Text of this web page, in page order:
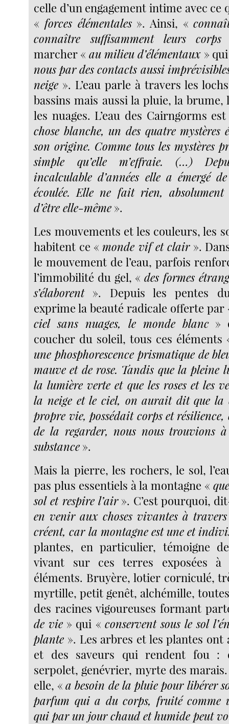
celle d’un engagement intime avec ce
« forces élémentales». Ainsi, «
connaître suffisamment leurs corps
marcher « au milieu d’élémentaux »
nous par des contacts aussi
neige ». L’eau parle à travers les
bassins mais aussi la pluie, la brume,
les nuages. L’eau des Cairngorms
chose blanche, un des quatre
son origine. Comme tous les mystères
simple qu’elle m’effraie. (…)
incalculable d’années elle a émergé
écoulée. Elle ne fait rien, absolument
d’être elle-même ».
Les mouvements et les couleurs, les
habitent ce «monde vif et clair».
le mouvement de l’eau, parfois
l’immobilité du gel, «des formes
s’élaborent». Depuis les pentes
exprime la beauté radicale offerte
ciel sans nuages, le monde blanc»
coucher du soleil, tous ces
une phosphorescence prismatique de
mauve et de rose. Tandis que la pleine
la lumière verte et que les roses et les
la neige et le ciel, on aurait dit que
propre vie, possédait corps et
de la regarder, nous nous trouvions
substance ».
Mais la pierre, les rochers, le sol,
pas plus essentiels à la montagne «
sol et respire l’air». C’est pourquoi,
en venir aux choses vivantes à
créent, car la montagne est une et
plantes, en particulier, témoigne
vivant sur ces terres exposées à
éléments. Bruyère, lotier corniculé,
myrtille, petit genêt, alchémille,
des racines vigoureuses formant
de vie » qui « conservent sous le sol
plante ». Les arbres et les plantes ont
et des saveurs qui rendent fou :
serpolet, genévrier, myrte des
elle, « a besoin de la pluie pour libérer
parfum qui a du corps, fruité comme
qui par un jour chaud et humide peut